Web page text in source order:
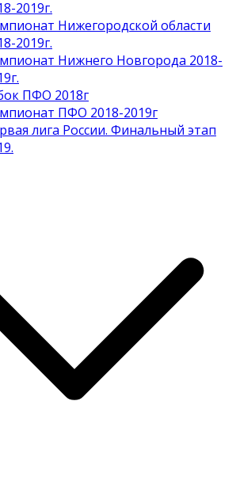
2019г.
Нижегородской области
2019г.
Нижнего Новгорода 2018-
ПФО 2018г
ПФО 2018-2019г
лига России. Финальный этап